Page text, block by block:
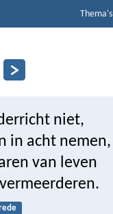
Thema's
niet,
in acht nemen,
van leven